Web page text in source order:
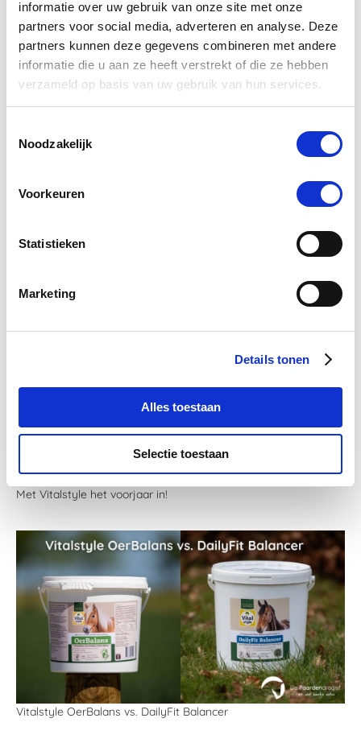
informatie over uw gebruik van onze site met onze
partners voor social media, adverteren en analyse. Deze
partners kunnen deze gegevens combineren met andere
informatie die u aan ze heeft verstrekt of die ze hebben
verzameld op basis van uw gebruik van hun services.
Noodzakelijk
Voorkeuren
Statistieken
Marketing
Details tonen
Alles toestaan
Selectie toestaan
toon meer
Recente berichten
Met Vitalstyle het voorjaar in!
Vitalstyle OerBalans vs. DailyFit Balancer